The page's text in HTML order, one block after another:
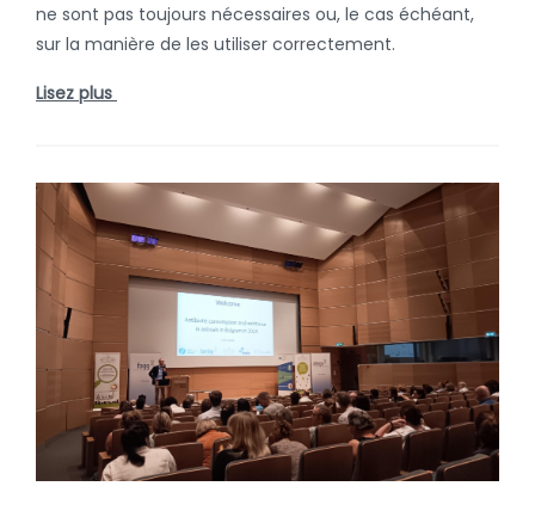
ne sont pas toujours nécessaires ou, le cas échéant,
sur la manière de les utiliser correctement.
Lisez plus